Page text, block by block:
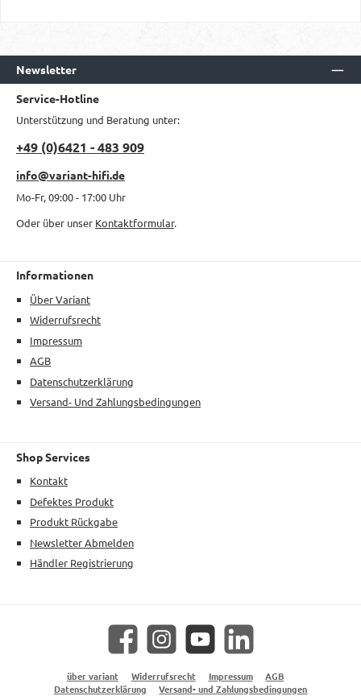
Newsletter
Service-Hotline
Unterstützung und Beratung unter:
+49 (0)6421 - 483 909
info@variant-hifi.de
Mo-Fr, 09:00 - 17:00 Uhr
Oder über unser Kontaktformular.
Informationen
Über Variant
Widerrufsrecht
Impressum
AGB
Datenschutzerklärung
Versand- Und Zahlungsbedingungen
Shop Services
Kontakt
Defektes Produkt
Produkt Rückgabe
Newsletter Abmelden
Händler Registrierung
Facebook Instagram YouTube LinkedIn
über variant Widerrufsrecht Impressum
AGB
Datenschutzerklärung
Versand- und Zahlungsbedingungen